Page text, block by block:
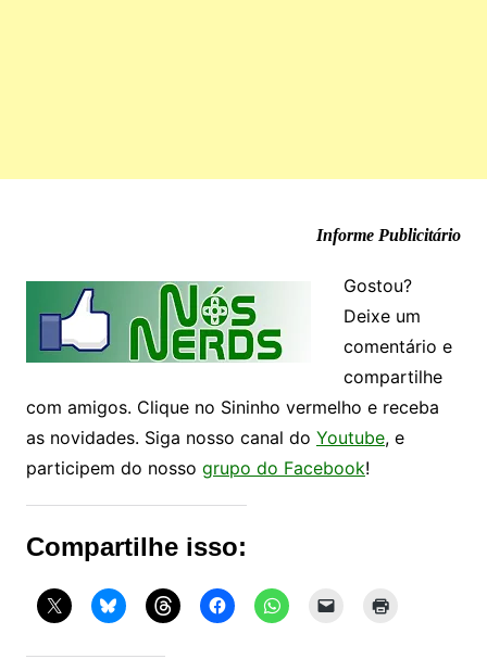
Informe Publicitário
Gostou?
Deixe um
comentário e
compartilhe
com amigos. Clique no Sininho vermelho e receba
as novidades. Siga nosso canal do Youtube, e
participem do nosso grupo do Facebook!
Compartilhe isso: